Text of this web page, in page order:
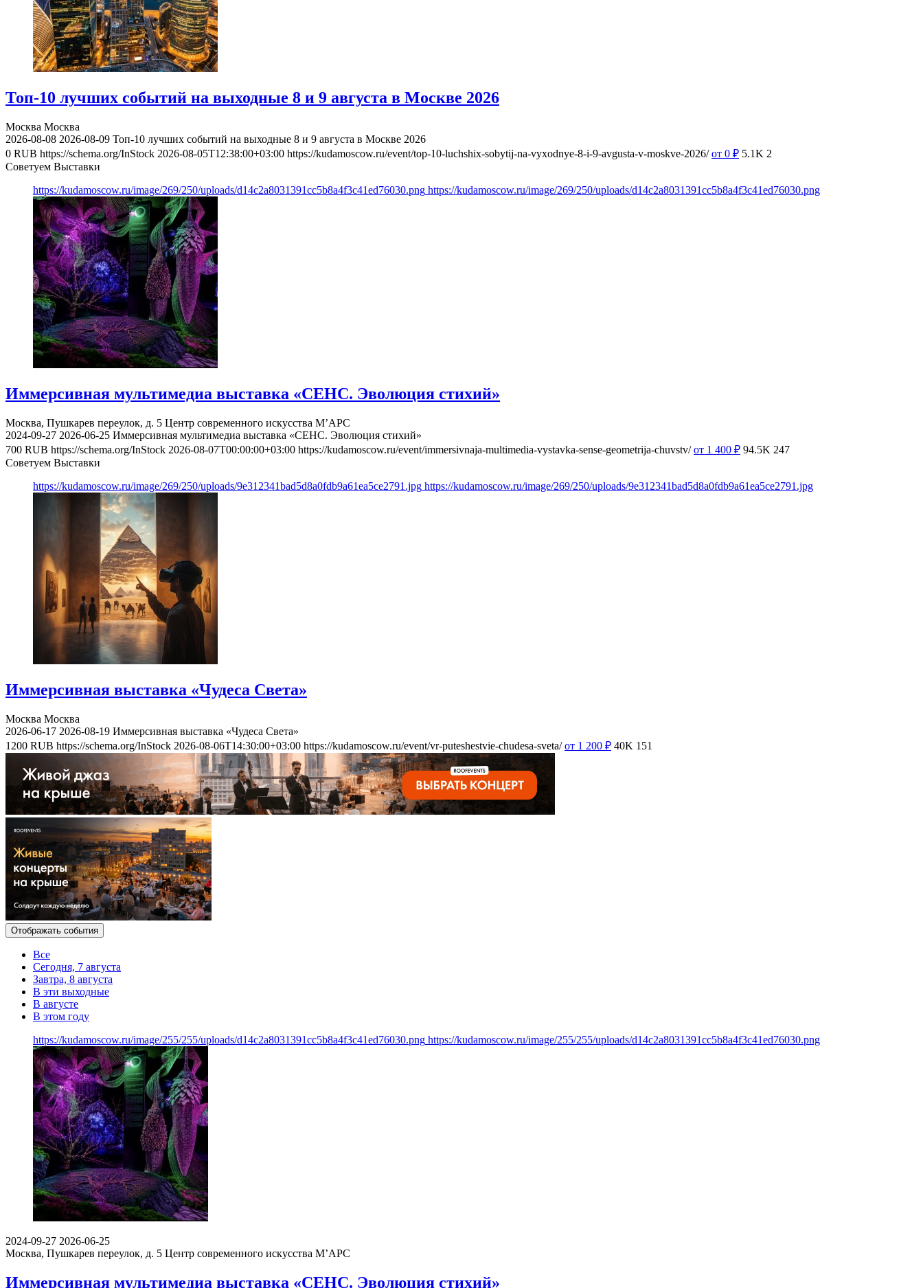
Топ-10 лучших событий на выходные 8 и 9 августа в Москве 2026
Москва Москва
2026-08-08 2026-08-09 Топ-10 лучших событий на выходные 8 и 9 августа в Москве 2026
0 RUB https://schema.org/InStock 2026-08-05T12:38:00+03:00 https://kudamoscow.ru/event/top-10-luchshix-sobytij-na-vyxodnye-8-i-9-avgusta-v-moskve-2026/ от 0 ₽ 5.1K 2
Советуем Выставки
https://kudamoscow.ru/image/269/250/uploads/d14c2a8031391cc5b8a4f3c41ed76030.png https://kudamoscow.ru/image/269/250/uploads/d14c2a8031391cc5b8a4f3c41ed76030.png
Иммерсивная мультимедиа выставка «СЕНС. Эволюция стихий»
Москва, Пушкарев переулок, д. 5 Центр современного искусства М’АРС
2024-09-27 2026-06-25 Иммерсивная мультимедиа выставка «СЕНС. Эволюция стихий»
700 RUB https://schema.org/InStock 2026-08-07T00:00:00+03:00 https://kudamoscow.ru/event/immersivnaja-multimedia-vystavka-sense-geometrija-chuvstv/ от 1 400 ₽ 94.5K 247
Советуем Выставки
https://kudamoscow.ru/image/269/250/uploads/9e312341bad5d8a0fdb9a61ea5ce2791.jpg https://kudamoscow.ru/image/269/250/uploads/9e312341bad5d8a0fdb9a61ea5ce2791.jpg
Иммерсивная выставка «Чудеса Света»
Москва Москва
2026-06-17 2026-08-19 Иммерсивная выставка «Чудеса Света»
1200 RUB https://schema.org/InStock 2026-08-06T14:30:00+03:00 https://kudamoscow.ru/event/vr-puteshestvie-chudesa-sveta/ от 1 200 ₽ 40K 151
Отображать события
Все
Сегодня, 7 августа
Завтра, 8 августа
В эти выходные
В августе
В этом году
https://kudamoscow.ru/image/255/255/uploads/d14c2a8031391cc5b8a4f3c41ed76030.png https://kudamoscow.ru/image/255/255/uploads/d14c2a8031391cc5b8a4f3c41ed76030.png
2024-09-27 2026-06-25
Москва, Пушкарев переулок, д. 5 Центр современного искусства М’АРС
Иммерсивная мультимедиа выставка «СЕНС. Эволюция стихий»